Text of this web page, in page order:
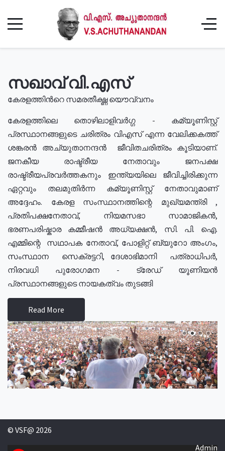
സഖാവ് വി.എസ്
കേരളത്തിൻറെ സമരതീക്ഷ്ണ യൌവ്വനം
കേരളത്തിലെ തൊഴിലാളിവർഗ്ഗ - കമ്യൂണിസ്റ്റ്
പ്രസ്ഥാനങ്ങളുടെ ചരിത്രം വിഎസ് എന്ന വേലിക്കകത്ത്
ശങ്കരൻ അച്യുതാനന്ദൻ ജീവിതചരിത്രം കൂടിയാണ്.
ജനകീയ രാഷ്ട്രീയ നേതാവും ജനപക്ഷ
രാഷ്ട്രീയപ്രവർത്തകനും ഇന്ത്യയിലെ ജീവിച്ചിരിക്കുന്ന
ഏറ്റവും തലമുതിർന്ന കമ്യൂണിസ്റ്റ് നേതാവുമാണ്
അദ്ദേഹം. കേരള സംസ്ഥാനത്തിന്റെ മുഖ്യമന്ത്രി ,
പ്രതിപക്ഷനേതാവ്, നിയമസഭാ സാമാജികൻ,
ഭരണപരിഷ്കാര കമ്മീഷൻ അധ്യക്ഷൻ, സി. പി. ഐ.
എമ്മിന്റെ സഥാപക നേതാവ്, പോളിറ്റ് ബ്യുറോ അംഗം,
സംസ്ഥാന സെക്രട്ടറി, ദേശാഭിമാനി പത്രാധിപർ,
നിരവധി പുരോഗമന - ട്രേഡ് യൂണിയൻ
പ്രസ്ഥാനങ്ങളുടെ നായകത്വം തുടങ്ങി
Read More
© VSF@ 2026
Admin